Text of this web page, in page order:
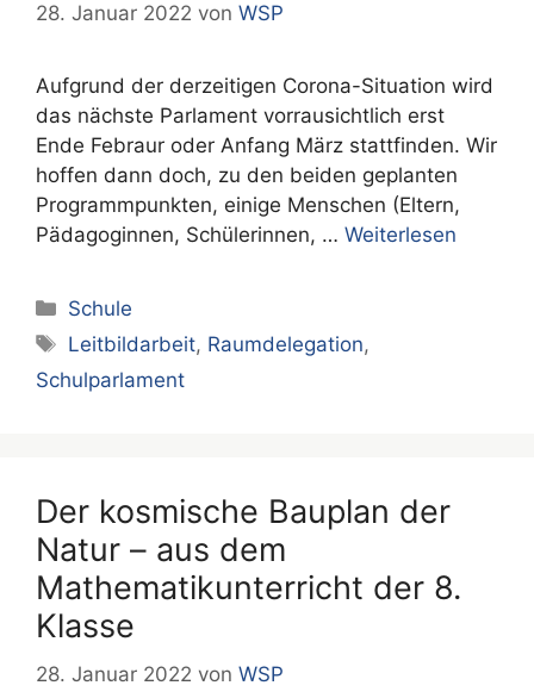
28. Januar 2022 von WSP
Aufgrund der derzeitigen Corona-Situation wird
das nächste Parlament vorrausichtlich erst
Ende Febraur oder Anfang März stattfinden. Wir
hoffen dann doch, zu den beiden geplanten
Programmpunkten, einige Menschen (Eltern,
Pädagoginnen, Schülerinnen, … Weiterlesen
Kategorien
Schule
Schlagwörter
Leitbildarbeit, Raumdelegation,
Schulparlament
Der kosmische Bauplan der
Natur – aus dem
Mathematikunterricht der 8.
Klasse
28. Januar 2022 von WSP